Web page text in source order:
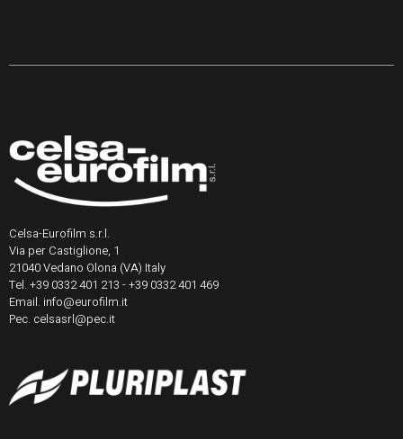
Celsa-Eurofilm s.r.l.
Via per Castiglione, 1
21040 Vedano Olona (VA) Italy
Tel. +39 0332 401 213 - +39 0332 401 469
Email. info@eurofilm.it
Pec. celsasrl@pec.it